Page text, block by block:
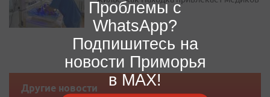
Другие новости
Проблемы с
WhatsApp?
Подпишитесь на
новости Приморья
в MAX!